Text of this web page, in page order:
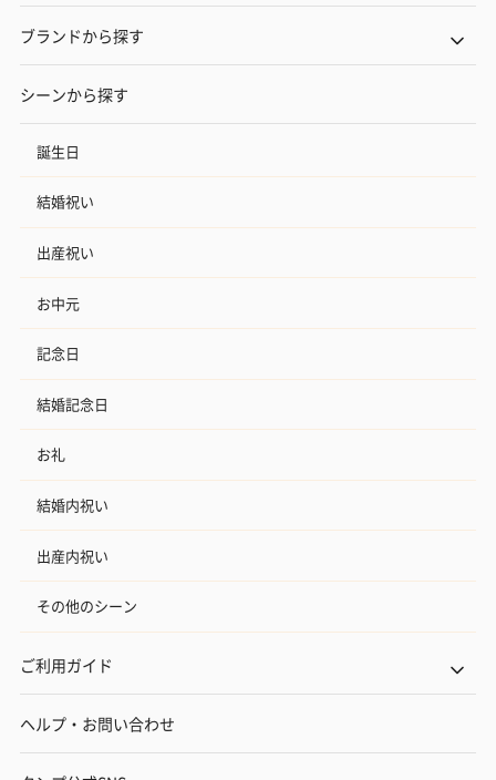
ブランドから探す
シーンから探す
誕生日
結婚祝い
出産祝い
お中元
記念日
結婚記念日
お礼
結婚内祝い
出産内祝い
その他のシーン
ご利用ガイド
ヘルプ・お問い合わせ